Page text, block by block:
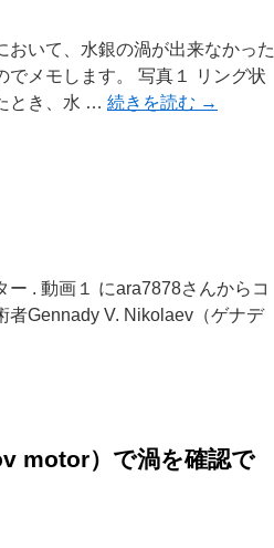
いて、水銀の渦が出来なかった
でメモします。 写真１ リング状
とき、水 … 続きを読む →
. 動画１ にara7878さんからコ
者Gennady V. Nikolaev（ゲナデ
motor）で渦を確認で